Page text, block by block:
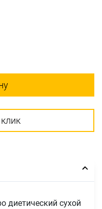
диетический сухой